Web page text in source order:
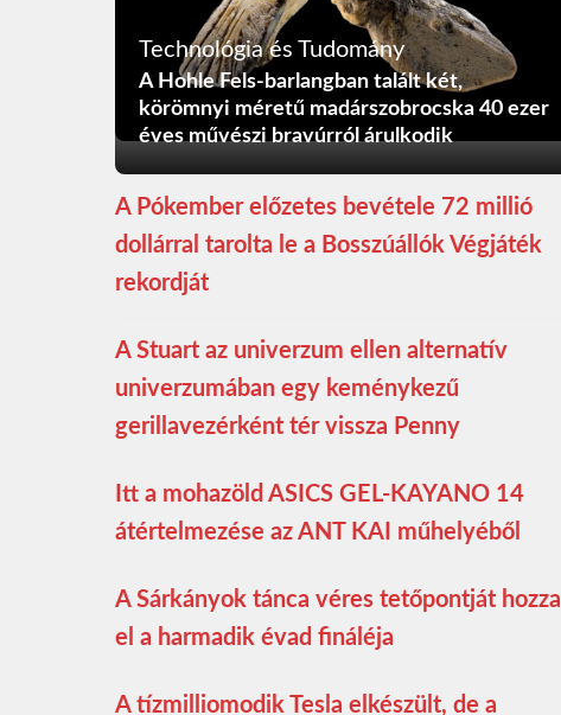
Technológia és Tudomány
A Hohle Fels-barlangban talált két,
körömnyi méretű madárszobrocska 40 ezer
éves művészi bravúrról árulkodik
A Pókember előzetes bevétele 72 millió
dollárral tarolta le a Bosszúállók Végjáték
rekordját
A Stuart az univerzum ellen alternatív
univerzumában egy keménykezű
gerillavezérként tér vissza Penny
Itt a mohazöld ASICS GEL-KAYANO 14
átértelmezése az ANT KAI műhelyéből
A Sárkányok tánca véres tetőpontját hozza
el a harmadik évad fináléja
A tízmilliomodik Tesla elkészült, de a